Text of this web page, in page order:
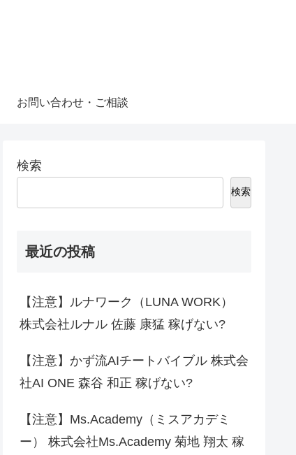
お問い合わせ・ご相談
検索
検索
最近の投稿
【注意】ルナワーク（LUNA WORK）
株式会社ルナル 佐藤 康猛 稼げない?
【注意】かず流AIチートバイブル 株式会
社AI ONE 森谷 和正 稼げない?
【注意】Ms.Academy（ミスアカデミ
ー） 株式会社Ms.Academy 菊地 翔太 稼